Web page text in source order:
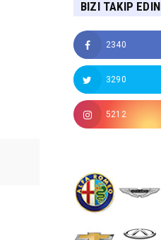
BIZI TAKIP EDIN
2340
3290
5212